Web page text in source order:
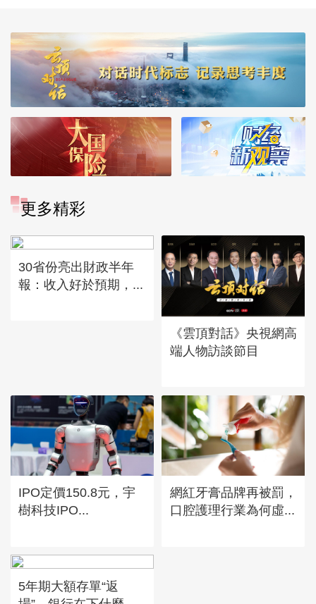
更多精彩
30省份亮出財政半年
報：收入好於預期，...
《雲頂對話》央視網高
端人物訪談節目
IPO定價150.8元，宇
樹科技IPO...
網紅牙膏品牌再被罰，
口腔護理行業為何虛...
5年期大額存單“返